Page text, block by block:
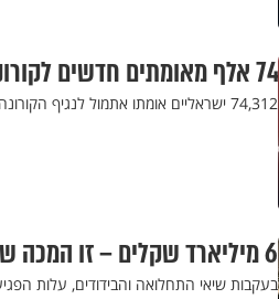
74 אלף מאומתים חדשים לקורונה. זינוק במספר החולים הקשים
74,312 ישראליים אומתו אתמול לנגיף הקורונה. מספר החולים הקשה עומד על 1,099
6 מיליארד שקלים – זו המכה שספג המשק הישראלי בעקבות האומיקרון
בעקבות שיאי התחלואה והבידודים, עלות הפגיעה של